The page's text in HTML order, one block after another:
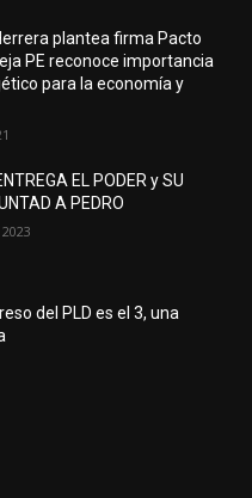
plantea firma Pacto
PE reconoce importancia
para la economía y
EL PODER y SU
A PEDRO
del PLD es el 3, una